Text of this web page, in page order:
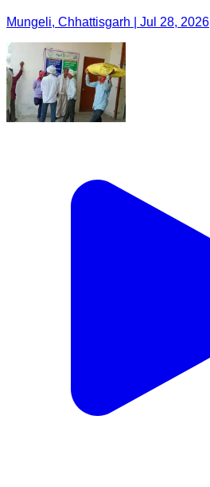
Mungeli, Chhattisgarh | Jul 28, 2026